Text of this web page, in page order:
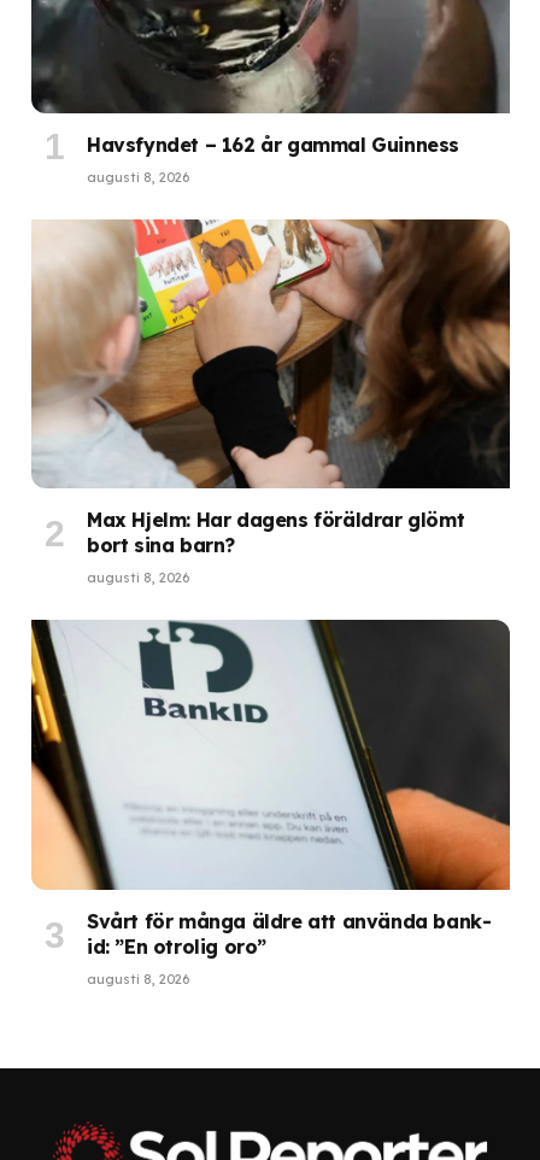
Havsfyndet – 162 år gammal Guinness
augusti 8, 2026
Max Hjelm: Har dagens föräldrar glömt
bort sina barn?
augusti 8, 2026
Svårt för många äldre att använda bank-
id: ”En otrolig oro”
augusti 8, 2026